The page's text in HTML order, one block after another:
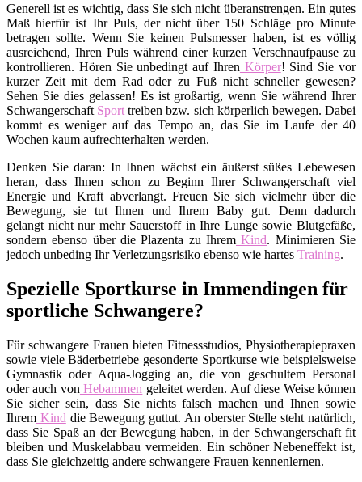
Generell ist es wichtig, dass Sie sich nicht überanstrengen. Ein gutes
Maß hierfür ist Ihr Puls, der nicht über 150 Schläge pro Minute
betragen sollte. Wenn Sie keinen Pulsmesser haben, ist es völlig
ausreichend, Ihren Puls während einer kurzen Verschnaufpause zu
kontrollieren. Hören Sie unbedingt auf Ihren Körper! Sind Sie vor
kurzer Zeit mit dem Rad oder zu Fuß nicht schneller gewesen?
Sehen Sie dies gelassen! Es ist großartig, wenn Sie während Ihrer
Schwangerschaft Sport treiben bzw. sich körperlich bewegen. Dabei
kommt es weniger auf das Tempo an, das Sie im Laufe der 40
Wochen kaum aufrechterhalten werden.
Denken Sie daran: In Ihnen wächst ein äußerst süßes Lebewesen
heran, dass Ihnen schon zu Beginn Ihrer Schwangerschaft viel
Energie und Kraft abverlangt. Freuen Sie sich vielmehr über die
Bewegung, sie tut Ihnen und Ihrem Baby gut. Denn dadurch
gelangt nicht nur mehr Sauerstoff in Ihre Lunge sowie Blutgefäße,
sondern ebenso über die Plazenta zu Ihrem Kind. Minimieren Sie
jedoch unbeding Ihr Verletzungsrisiko ebenso wie hartes Training.
Spezielle Sportkurse in Immendingen für
sportliche Schwangere?
Für schwangere Frauen bieten Fitnessstudios, Physiotherapiepraxen
sowie viele Bäderbetriebe gesonderte Sportkurse wie beispielsweise
Gymnastik oder Aqua-Jogging an, die von geschultem Personal
oder auch von Hebammen geleitet werden. Auf diese Weise können
Sie sicher sein, dass Sie nichts falsch machen und Ihnen sowie
Ihrem Kind die Bewegung guttut. An oberster Stelle steht natürlich,
dass Sie Spaß an der Bewegung haben, in der Schwangerschaft fit
bleiben und Muskelabbau vermeiden. Ein schöner Nebeneffekt ist,
dass Sie gleichzeitig andere schwangere Frauen kennenlernen.